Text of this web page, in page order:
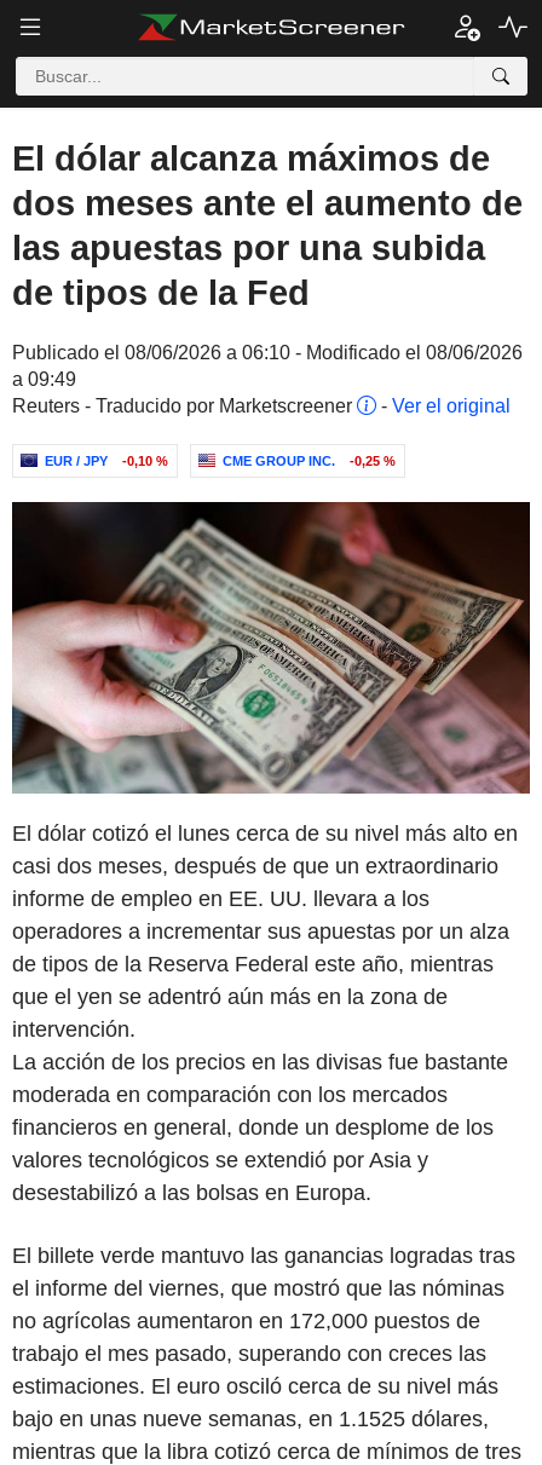
El dólar alcanza máximos de
dos meses ante el aumento de
las apuestas por una subida
de tipos de la Fed
Publicado el 08/06/2026 a 06:10 - Modificado el 08/06/2026
a 09:49
Reuters - Traducido por Marketscreener
- Ver el original
EUR / JPY -0,10 % CME GROUP INC. -0,25 %
El dólar cotizó el lunes cerca de su nivel más alto en
casi dos meses, después de que un extraordinario
informe de empleo en EE. UU. llevara a los
operadores a incrementar sus apuestas por un alza
de tipos de la Reserva Federal este año, mientras
que el yen se adentró aún más en la zona de
intervención.
La acción de los precios en las divisas fue bastante
moderada en comparación con los mercados
financieros en general, donde un desplome de los
valores tecnológicos se extendió por Asia y
desestabilizó a las bolsas en Europa.
El billete verde mantuvo las ganancias logradas tras
el informe del viernes, que mostró que las nóminas
no agrícolas aumentaron en 172,000 puestos de
trabajo el mes pasado, superando con creces las
estimaciones. El euro osciló cerca de su nivel más
bajo en unas nueve semanas, en 1.1525 dólares,
mientras que la libra cotizó cerca de mínimos de tres